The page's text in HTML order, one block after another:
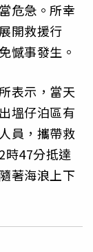
危急。所幸
開救援行
憾事發生。
表示，當天
塭仔泊區有
員，攜帶救
時47分抵達
著海浪上下